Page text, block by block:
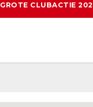
GROTE CLUBACTIE